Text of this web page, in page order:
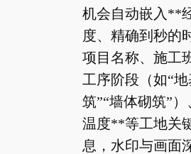
机会自动嵌入**
度、精确到秒的
项目名称、施工
工序阶段（如“
筑”“墙体砌筑”）
温度**等工地关
息，水印与画面